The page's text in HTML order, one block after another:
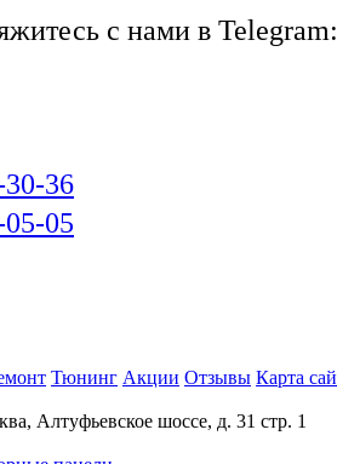
с нами в Telegram:
36
05
Тюнинг Акции Отзывы Карта
Алтуфьевское шоссе, д. 31 стр. 1